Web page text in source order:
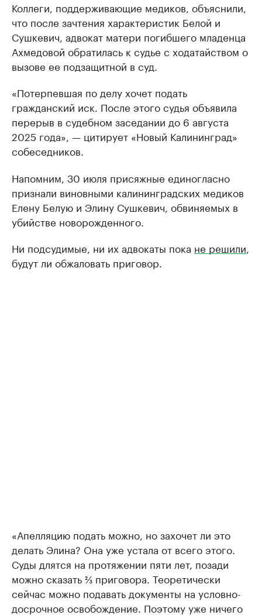
Коллеги, поддерживающие медиков, объяснили,
что после зачтения характеристик Белой и
Сушкевич, адвокат матери погибшего младенца
Ахмедовой обратилась к судье с ходатайством о
вызове ее подзащитной в суд.
«Потерпевшая по делу хочет подать
гражданский иск. После этого судья объявила
перерыв в судебном заседании до 6 августа
2025 года», — цитирует «Новый Калининград»
собеседников.
Напомним, 30 июля присяжные единогласно
признали виновными калининградских медиков
Елену Белую и Элину Сушкевич, обвиняемых в
убийстве новорожденного.
Ни подсудимые, ни их адвокаты пока не решили
будут ли обжаловать приговор.
«Апелляцию подать можно, но захочет ли это
делать Элина? Она уже устала от всего этого.
Суды длятся на протяжении пяти лет, позади
можно сказать ⅔ приговора. Теоретически
сейчас можно подавать документы на условно-
досрочное освобождение. Поэтому уже ничего